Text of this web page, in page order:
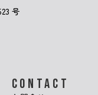
号
CONTACT